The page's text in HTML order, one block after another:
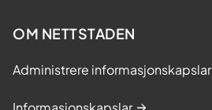
OM NETTSTADEN
Administrere informasjonskapslar